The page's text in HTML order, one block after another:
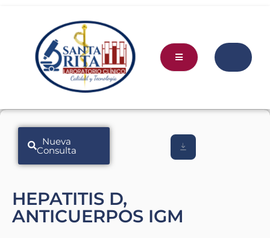
Nueva
Consulta
HEPATITIS D,
ANTICUERPOS IGM